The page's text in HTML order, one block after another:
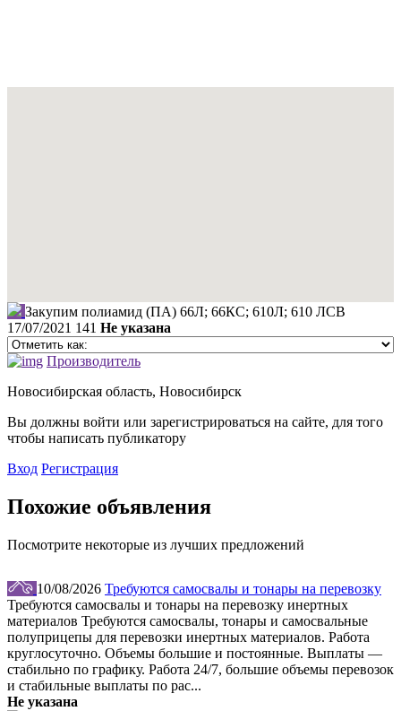
Закупим полиамид (ПА) 66Л; 66КС; 610Л; 610 ЛСВ
17/07/2021 141 Не указана
Производитель
Новосибирская область, Новосибирск
Вы должны войти или зарегистрироваться на сайте, для того
чтобы написать публикатору
Вход Регистрация
Похожие объявления
Посмотрите некоторые из лучших предложений
10/08/2026 Требуются самосвалы и тонары на перевозку
Требуются самосвалы и тонары на перевозку инертных
материалов Требуются самосвалы, тонары и самосвальные
полуприцепы для перевозки инертных материалов. Работа
круглосуточно. Объемы большие и постоянные. Выплаты —
стабильно по графику. Работа 24/7, большие объемы перевозок
и стабильные выплаты по рас...
Не указана